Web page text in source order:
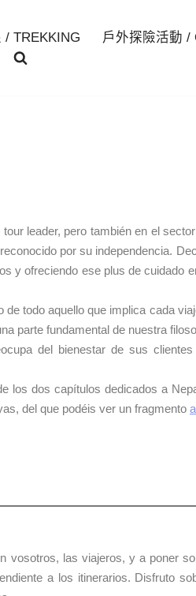
/ TREKKING
戶外探險活動 /
leader, pero también en el
por su independencia.
y ofreciendo ese plus de cuidado
todo aquello que implica cada
parte fundamental de nuestra
del bienestar de sus
los dos capítulos dedicados a
del que podéis ver un fragmento
vosotros, las viajeros, y a poner
a los itinerarios. Disfruto